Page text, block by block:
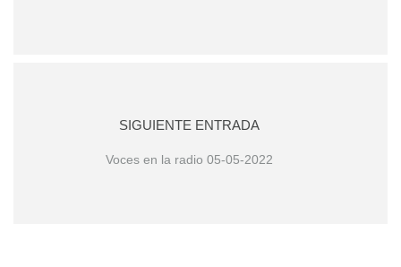
SIGUIENTE ENTRADA
Voces en la radio 05-05-2022